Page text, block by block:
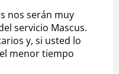
nos serán muy
servicio Mascus.
y, si usted lo
menor tiempo